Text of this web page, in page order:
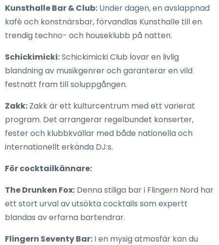
Kunsthalle Bar & Club: Under dagen, en avslappnad
kafé och konstnärsbar, förvandlas Kunsthalle till en
trendig techno- och houseklubb på natten.
Schickimicki:Schickimicki Club lovar en livlig
blandning av musikgenrer och garanterar en vild
festnatt fram till soluppgången.
Zakk: Zakk är ett kulturcentrum med ett varierat
program. Det arrangerar regelbundet konserter,
fester och klubbkvällar med både nationella och
internationellt erkända DJ:s.
För cocktailkännare:
The Drunken Fox: Denna stiliga bar i Flingern Nord har
ett stort urval av utsökta cocktails som expertt
blandas av erfarna bartendrar.
Flingern Seventy Bar: I en mysig atmosfär kan du